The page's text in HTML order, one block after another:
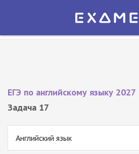
Экзамер — ЕГЭ 2027
ЕГЭ по английскому языку 2027
Задача 17
Английский язык